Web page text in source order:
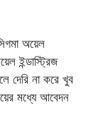
অয়েল
ইন্ডাস্ট্রিজ
দেরি না করে খুব
মধ্যে আবেদন